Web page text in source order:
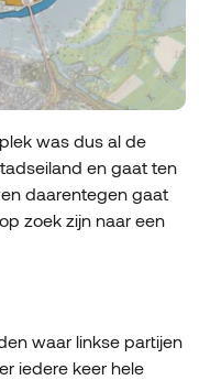
was dus al de
en gaat ten
daarentegen gaat
zoek zijn naar een
waar linkse partijen
iedere keer hele